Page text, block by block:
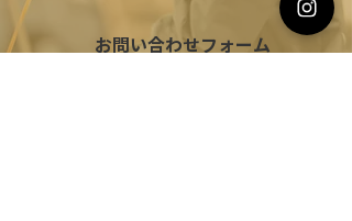
お問い合わせフォーム